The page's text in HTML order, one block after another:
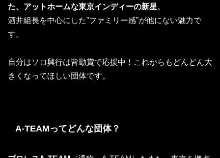
た、アットホームな東京インディーの新星。
酒井組長を中心にした”ファミリー感”が他にない魅力で
す。
自分はソロ興行は皆勤賞で応援中！これからもどんどん大
きくなってほしい団体です。
A-TEAMってどんな団体？